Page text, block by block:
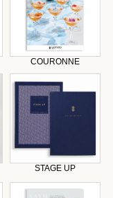
COURONNE
STAGE UP